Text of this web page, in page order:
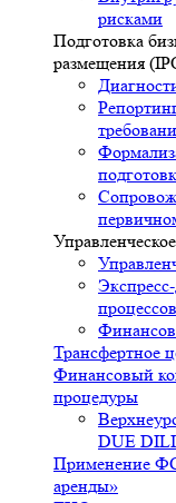
рисками
Подготовка
размещения
процессов
Трансфертное
Финансовый
процедуры
DUE
Применение
аренды»